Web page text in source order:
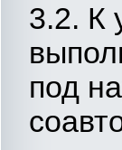
3.2. К
под